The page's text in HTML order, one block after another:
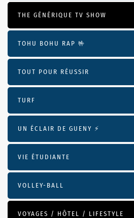
THE GÉNÉRIQUE TV SHOW
TOHU BOHU RAP 🤟
TOUT POUR RÉUSSIR
TURF
UN ÉCLAIR DE GUENY ⚡️
VIE ÉTUDIANTE
VOLLEY-BALL
VOYAGES / HÔTEL / LIFESTYLE